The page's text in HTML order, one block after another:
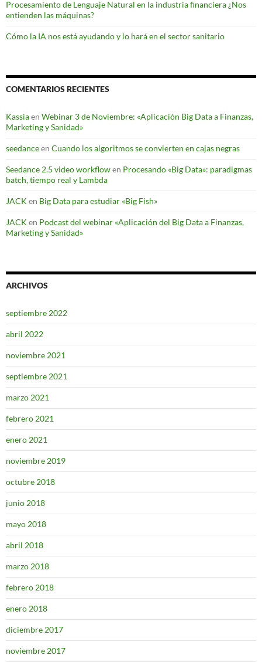
Procesamiento de Lenguaje Natural en la industria financiera ¿Nos
entienden las máquinas?
Cómo la IA nos está ayudando y lo hará en el sector sanitario
COMENTARIOS RECIENTES
Kassiaen Webinar 3 de Noviembre: «Aplicación Big Data a Finanzas,
Marketing y Sanidad»
seedanceen Cuando los algoritmos se convierten en cajas negras
Seedance 2.5 video workflowen Procesando «Big Data»: paradigmas
batch, tiempo real y Lambda
JACK en Big Data para estudiar «Big Fish»
JACK en Podcast del webinar «Aplicación del Big Data a Finanzas,
Marketing y Sanidad»
ARCHIVOS
septiembre 2022
abril 2022
noviembre 2021
septiembre 2021
marzo 2021
febrero 2021
enero 2021
noviembre 2019
octubre 2018
junio 2018
mayo 2018
abril 2018
marzo 2018
febrero 2018
enero 2018
diciembre 2017
noviembre 2017